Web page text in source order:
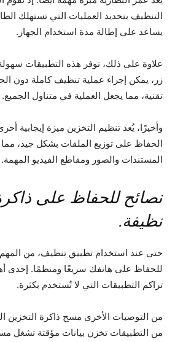
التنظيف بتحديد العمليات التي تستهلك
يساعد على إطالة مدة استخدام الجهاز.
علاوة على ذلك، توفر هذه التطبيقات
زر، يمكن إجراء عملية تنظيف كاملة دون
تقنية، مما يجعل العملية في متناول الجميع.
وأخيرًا، يُعد تنظيم التخزين ميزة إيجابية
الحفاظ على توزيع الملفات بشكل جيد،
المستندات والصور ومقاطع الفيديو المهمة.
نصائح للحفاظ على
نظيفة.
حتى عند استخدام تطبيق تنظيف، من
للحفاظ على هاتفك سريعًا ومنظمًا. إحدى
تراكم التطبيقات التي لا تُستخدم بكثرة.
من التوصيات الأخرى مسح ذاكرة التخزين
من التطبيقات تخزن بيانات مؤقتة تشغل